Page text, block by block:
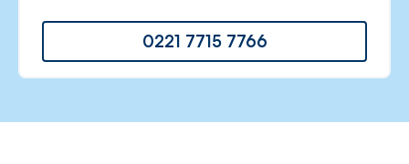
0221 7715 7766